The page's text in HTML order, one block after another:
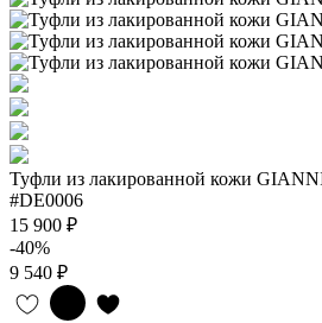
Туфли из лакированной кожи
#DE0006
15 900 ₽
-40%
9 540 ₽